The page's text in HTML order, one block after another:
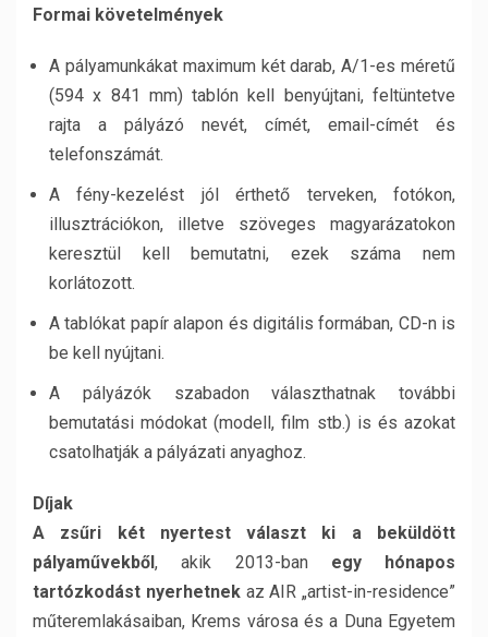
Formai követelmények
A pályamunkákat maximum két darab, A/1-es méretű
(594 x 841 mm) tablón kell benyújtani, feltüntetve
rajta a pályázó nevét, címét, email-címét és
telefonszámát.
A fény-kezelést jól érthető terveken, fotókon,
illusztrációkon, illetve szöveges magyarázatokon
keresztül kell bemutatni, ezek száma nem
korlátozott.
A tablókat papír alapon és digitális formában, CD-n is
be kell nyújtani.
A pályázók szabadon választhatnak további
bemutatási módokat (modell, film stb.) is és azokat
csatolhatják a pályázati anyaghoz.
Díjak
A zsűri két nyertest választ ki a beküldött
pályaművekből, akik 2013-ban egy hónapos
tartózkodást nyerhetnekaz AIR „artist-in-residence”
műteremlakásaiban, Krems városa és a Duna Egyetem